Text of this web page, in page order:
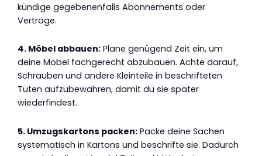
kündige gegebenenfalls Abonnements oder
Verträge.
4. Möbel abbauen: Plane genügend Zeit ein, um
deine Möbel fachgerecht abzubauen. Achte darauf,
Schrauben und andere Kleinteile in beschrifteten
Tüten aufzubewahren, damit du sie später
wiederfindest.
5. Umzugskartons packen: Packe deine Sachen
systematisch in Kartons und beschrifte sie. Dadurch